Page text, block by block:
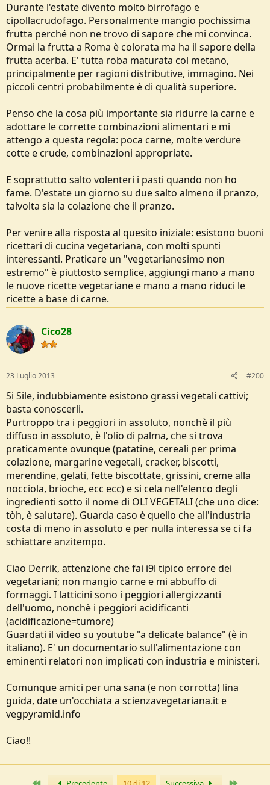
Durante l'estate divento molto birrofago e
cipollacrudofago. Personalmente mangio pochissima
frutta perché non ne trovo di sapore che mi convinca.
Ormai la frutta a Roma è colorata ma ha il sapore della
frutta acerba. E' tutta roba maturata col metano,
principalmente per ragioni distributive, immagino. Nei
piccoli centri probabilmente è di qualità superiore.
Penso che la cosa più importante sia ridurre la carne e
adottare le corrette combinazioni alimentari e mi
attengo a questa regola: poca carne, molte verdure
cotte e crude, combinazioni appropriate.
E soprattutto salto volenteri i pasti quando non ho
fame. D'estate un giorno su due salto almeno il pranzo,
talvolta sia la colazione che il pranzo.
Per venire alla risposta al quesito iniziale: esistono buoni
ricettari di cucina vegetariana, con molti spunti
interessanti. Praticare un "vegetarianesimo non
estremo" è piuttosto semplice, aggiungi mano a mano
le nuove ricette vegetariane e mano a mano riduci le
ricette a base di carne.
Cico28
23 Luglio 2013 #200
Si Sile, indubbiamente esistono grassi vegetali cattivi;
basta conoscerli.
Purtroppo tra i peggiori in assoluto, nonchè il più
diffuso in assoluto, è l'olio di palma, che si trova
praticamente ovunque (patatine, cereali per prima
colazione, margarine vegetali, cracker, biscotti,
merendine, gelati, fette biscottate, grissini, creme alla
nocciola, brioche, ecc ecc) e si cela nell'elenco degli
ingredienti sotto il nome di OLI VEGETALI (che uno dice:
tòh, è salutare). Guarda caso è quello che all'industria
costa di meno in assoluto e per nulla interessa se ci fa
schiattare anzitempo.
Ciao Derrik, attenzione che fai i9l tipico errore dei
vegetariani; non mangio carne e mi abbuffo di
formaggi. I latticini sono i peggiori allergizzanti
dell'uomo, nonchè i peggiori acidificanti
(acidificazione=tumore)
Guardati il video su youtube "a delicate balance" (è in
italiano). E' un documentario sull'alimentazione con
eminenti relatori non implicati con industria e ministeri.
Comunque amici per una sana (e non corrotta) lina
guida, date un'occhiata a scienzavegetariana.it e
vegpyramid.info
Ciao!!
Primo